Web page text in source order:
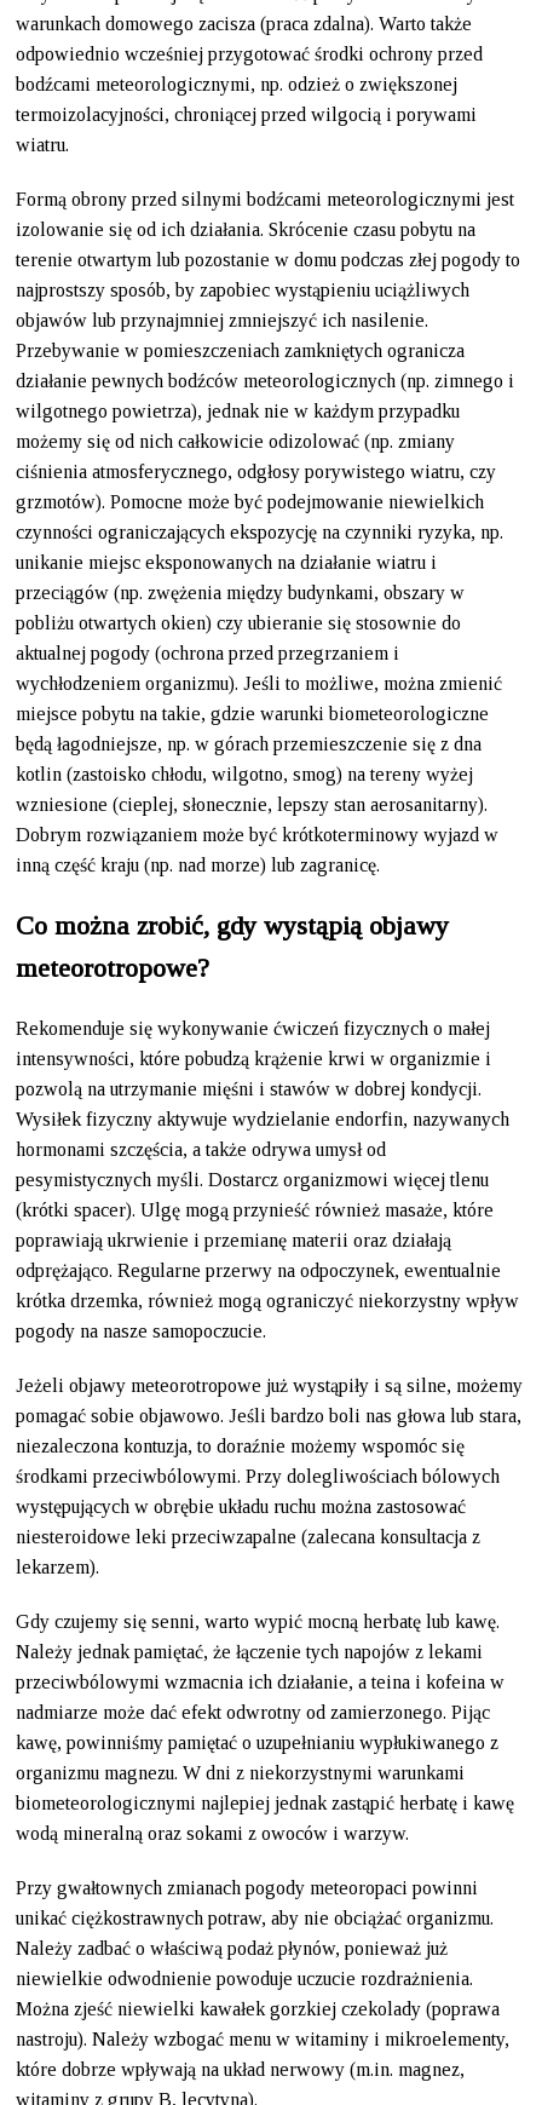
warunkach domowego zacisza (praca zdalna). Warto także
odpowiednio wcześniej przygotować środki ochrony przed
bodźcami meteorologicznymi, np. odzież o zwiększonej
termoizolacyjności, chroniącej przed wilgocią i porywami
wiatru.
Formą obrony przed silnymi bodźcami meteorologicznymi jest
izolowanie się od ich działania. Skrócenie czasu pobytu na
terenie otwartym lub pozostanie w domu podczas złej pogody to
najprostszy sposób, by zapobiec wystąpieniu uciążliwych
objawów lub przynajmniej zmniejszyć ich nasilenie.
Przebywanie w pomieszczeniach zamkniętych ogranicza
działanie pewnych bodźców meteorologicznych (np. zimnego i
wilgotnego powietrza), jednak nie w każdym przypadku
możemy się od nich całkowicie odizolować (np. zmiany
ciśnienia atmosferycznego, odgłosy porywistego wiatru, czy
grzmotów). Pomocne może być podejmowanie niewielkich
czynności ograniczających ekspozycję na czynniki ryzyka, np.
unikanie miejsc eksponowanych na działanie wiatru i
przeciągów (np. zwężenia między budynkami, obszary w
pobliżu otwartych okien) czy ubieranie się stosownie do
aktualnej pogody (ochrona przed przegrzaniem i
wychłodzeniem organizmu). Jeśli to możliwe, można zmienić
miejsce pobytu na takie, gdzie warunki biometeorologiczne
będą łagodniejsze, np. w górach przemieszczenie się z dna
kotlin (zastoisko chłodu, wilgotno, smog) na tereny wyżej
wzniesione (cieplej, słonecznie, lepszy stan aerosanitarny).
Dobrym rozwiązaniem może być krótkoterminowy wyjazd w
inną część kraju (np. nad morze) lub zagranicę.
Co można zrobić, gdy wystąpią objawy
meteorotropowe?
Rekomenduje się wykonywanie ćwiczeń fizycznych o małej
intensywności, które pobudzą krążenie krwi w organizmie i
pozwolą na utrzymanie mięśni i stawów w dobrej kondycji.
Wysiłek fizyczny aktywuje wydzielanie endorfin, nazywanych
hormonami szczęścia, a także odrywa umysł od
pesymistycznych myśli. Dostarcz organizmowi więcej tlenu
(krótki spacer). Ulgę mogą przynieść również masaże, które
poprawiają ukrwienie i przemianę materii oraz działają
odprężająco. Regularne przerwy na odpoczynek, ewentualnie
krótka drzemka, również mogą ograniczyć niekorzystny wpływ
pogody na nasze samopoczucie.
Jeżeli objawy meteorotropowe już wystąpiły i są silne, możemy
pomagać sobie objawowo. Jeśli bardzo boli nas głowa lub stara,
niezaleczona kontuzja, to doraźnie możemy wspomóc się
środkami przeciwbólowymi. Przy dolegliwościach bólowych
występujących w obrębie układu ruchu można zastosować
niesteroidowe leki przeciwzapalne (zalecana konsultacja z
lekarzem).
Gdy czujemy się senni, warto wypić mocną herbatę lub kawę.
Należy jednak pamiętać, że łączenie tych napojów z lekami
przeciwbólowymi wzmacnia ich działanie, a teina i kofeina w
nadmiarze może dać efekt odwrotny od zamierzonego. Pijąc
kawę, powinniśmy pamiętać o uzupełnianiu wypłukiwanego z
organizmu magnezu. W dni z niekorzystnymi warunkami
biometeorologicznymi najlepiej jednak zastąpić herbatę i kawę
wodą mineralną oraz sokami z owoców i warzyw.
Przy gwałtownych zmianach pogody meteoropaci powinni
unikać ciężkostrawnych potraw, aby nie obciążać organizmu.
Należy zadbać o właściwą podaż płynów, ponieważ już
niewielkie odwodnienie powoduje uczucie rozdrażnienia.
Można zjeść niewielki kawałek gorzkiej czekolady (poprawa
nastroju). Należy wzbogać menu w witaminy i mikroelementy,
które dobrze wpływają na układ nerwowy (m.in. magnez,
witaminy z grupy B, lecytyna).